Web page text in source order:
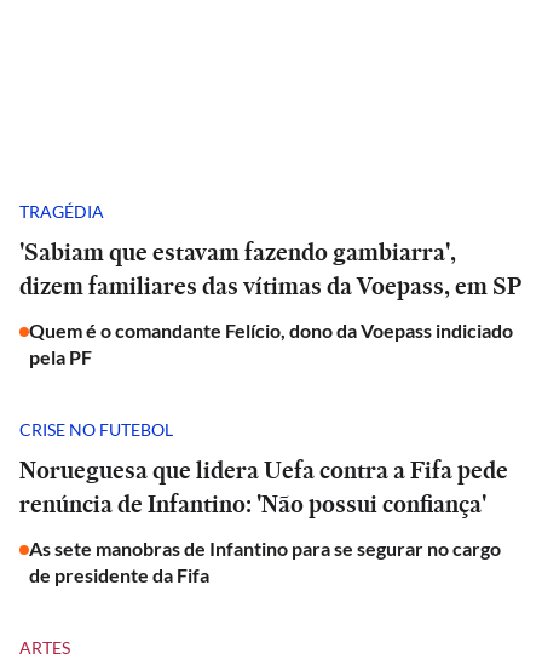
TRAGÉDIA
'Sabiam que estavam fazendo gambiarra',
dizem familiares das vítimas da Voepass, em SP
Quem é o comandante Felício, dono da Voepass indiciado
pela PF
CRISE NO FUTEBOL
Norueguesa que lidera Uefa contra a Fifa pede
renúncia de Infantino: 'Não possui confiança'
As sete manobras de Infantino para se segurar no cargo
de presidente da Fifa
ARTES